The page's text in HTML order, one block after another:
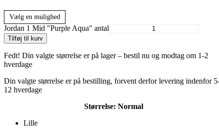
Vælg en mulighed
Jordan 1 Mid "Purple Aqua" antal
Tilføj til kurv
Fedt! Din valgte størrelse er på lager – bestil nu og modtag om 1-2
hverdage
Din valgte størrelse er på bestilling, forvent derfor levering indenfor
12 hverdage
Størrelse: Normal
Lille